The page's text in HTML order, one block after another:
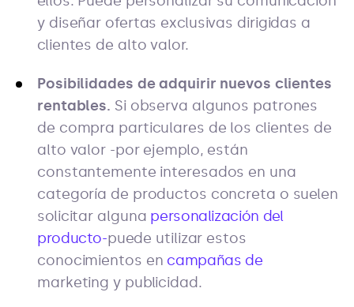
y diseñar ofertas exclusivas dirigidas a
clientes de alto valor.
Posibilidades de adquirir nuevos clientes
rentables. Si observa algunos patrones
de compra particulares de los clientes de
alto valor -por ejemplo, están
constantemente interesados en una
categoría de productos concreta o suelen
solicitar alguna personalización del
producto-puede utilizar estos
conocimientos en campañas de
marketing y publicidad.